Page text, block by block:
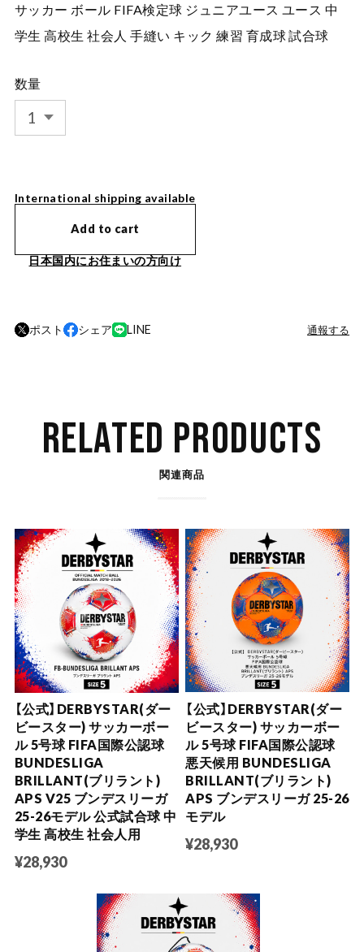
サッカー ボール FIFA検定球 ジュニアユース ユース 中
学生 高校生 社会人 手縫い キック 練習 育成球 試合球
数量
International shipping available
Add to cart
日本国内にお住まいの方向け
ポスト シェア LINE 通報する
RELATED PRODUCTS
関連商品
【公式】DERBYSTAR(ダー
ビースター) サッカーボー
ル 5号球 FIFA国際公認球
BUNDESLIGA
BRILLANT(ブリラント)
APS V25 ブンデスリーガ
25-26モデル 公式試合球 中
学生 高校生 社会人用
¥28,930
【公式】DERBYSTAR(ダー
ビースター) サッカーボー
ル 5号球 FIFA国際公認球
悪天候用 BUNDESLIGA
BRILLANT(ブリラント)
APS ブンデスリーガ 25-26
モデル
¥28,930